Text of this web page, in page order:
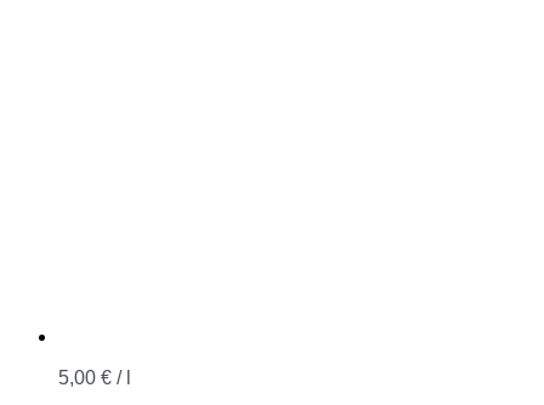
5,00 € /